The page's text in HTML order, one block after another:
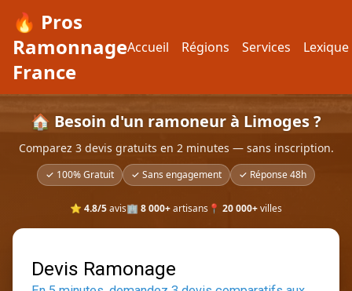
🔥 Pros
Ramonnage
France
Accueil Régions Services Lexique
🏠 Besoin d'un ramoneur à Limoges ?
Comparez 3 devis gratuits en 2 minutes — sans inscription.
✓ 100% Gratuit ✓ Sans engagement ✓ Réponse 48h
⭐ 4.8/5avis🏢 8 000+artisans 📍 20 000+villes